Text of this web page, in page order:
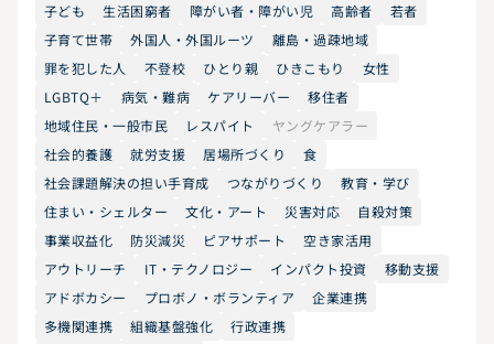
子ども 生活困窮者 障がい者・障がい児 高齢者
若者
子育て世帯
外国人・外国ルーツ
離島・過疎地域
罪を犯した人
不登校 ひとり親 ひきこもり
女性
LGBTQ＋
病気・難病 ケアリーバー
移住者
地域住民・一般市民
レスパイト
ヤングケアラー
社会的養護
就労支援 居場所づくり
食
社会課題解決の担い手育成
つながりづくり
教育・学び
住まい・シェルター
文化・アート 災害対応
自殺対策
事業収益化
防災減災 ピアサポート
空き家活用
アウトリーチ
IT・テクノロジー インパクト投資
移動支援
アドボカシー
プロボノ・ボランティア
企業連携
多機関連携
組織基盤強化
行政連携